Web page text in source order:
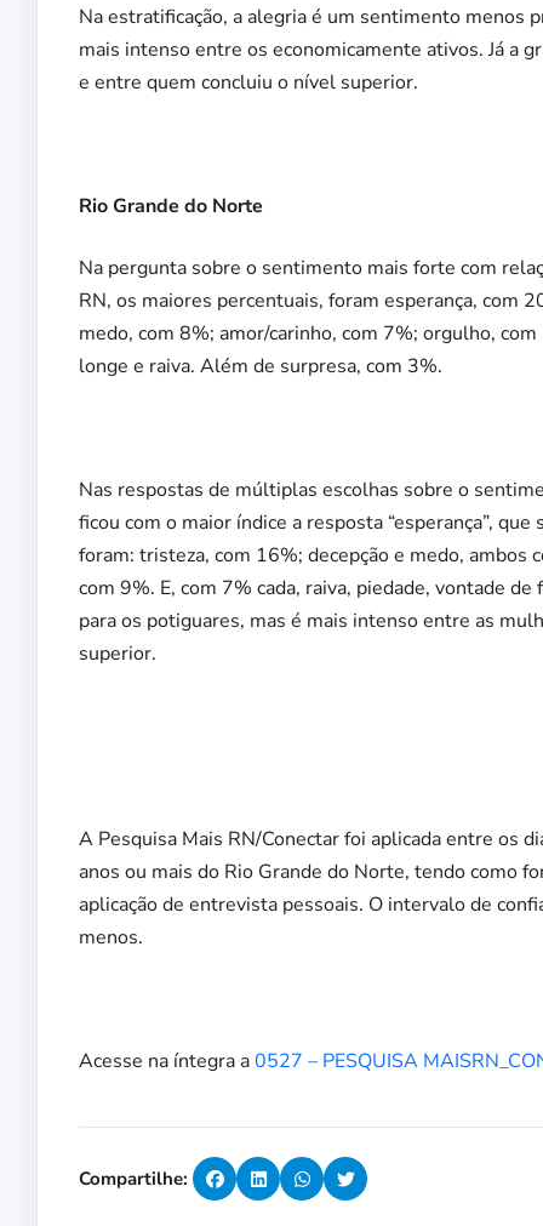
Na estratificação, a alegria é um sentimento
mais intenso entre os economicamente ativos. Já a
e entre quem concluiu o nível superior.
Rio Grande do Norte
Na pergunta sobre o sentimento mais forte com
RN, os maiores percentuais, foram esperança, com
medo, com 8%; amor/carinho, com 7%; orgulho,
longe e raiva. Além de surpresa, com 3%.
Nas respostas de múltiplas escolhas sobre o
ficou com o maior índice a resposta “esperança”,
foram: tristeza, com 16%; decepção e medo,
com 9%. E, com 7% cada, raiva, piedade, vontade
para os potiguares, mas é mais intenso entre as
superior.
A Pesquisa Mais RN/Conectar foi aplicada entre os
anos ou mais do Rio Grande do Norte, tendo como
aplicação de entrevista pessoais. O intervalo de
menos.
Acesse na íntegra a0527 – PESQUISA
Compartilhe: